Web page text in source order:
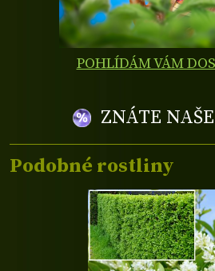
POHLÍDÁM VÁM
ZNÁTE NAŠE
Podobné rostliny